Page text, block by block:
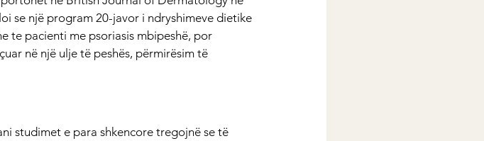
se një program 20-javor i ndryshimeve dietike
te pacienti me psoriasis mbipeshë, por
në një ulje të peshës, përmirësim të
studimet e para shkencore tregojnë se të